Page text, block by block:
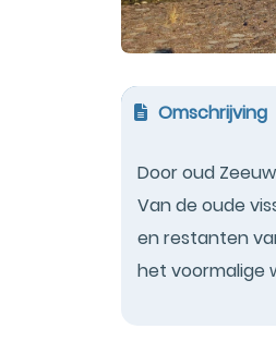
Omschrijving
Door oud
Van de oude
en restanten
het voormalige